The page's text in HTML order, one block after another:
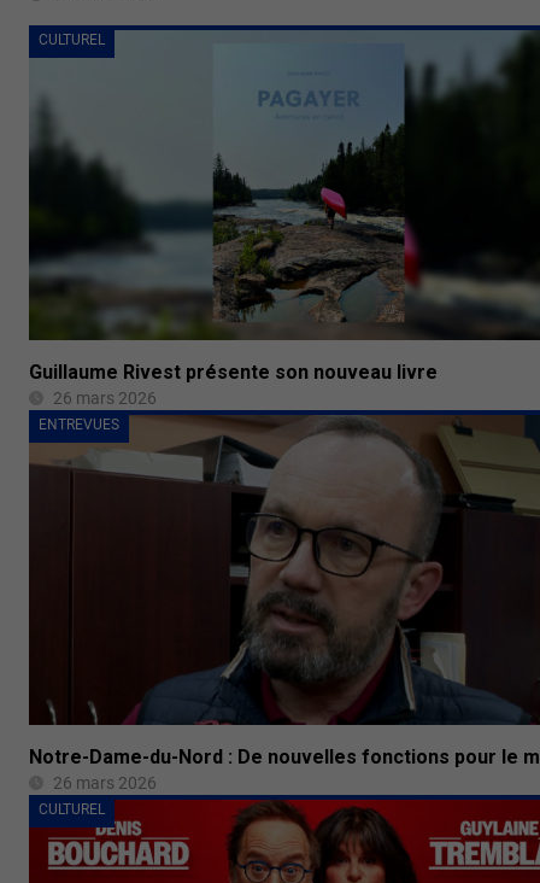
CULTUREL
Guillaume Rivest présente son nouveau livre
26 mars 2026
ENTREVUES
Notre-Dame-du-Nord : De nouvelles fonctions pour le
26 mars 2026
CULTUREL